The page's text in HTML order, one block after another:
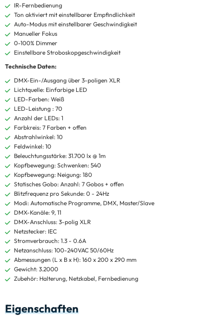
IR-Fernbedienung
Ton aktiviert mit einstellbarer Empfindlichkeit
Auto-Modus mit einstellbarer Geschwindigkeit
Manueller Fokus
0-100% Dimmer
Einstellbare Stroboskopgeschwindigkeit
Technische Daten:
DMX-Ein-/Ausgang über 3-poligen XLR
Lichtquelle: Einfarbige LED
LED-Farben: Weiß
LED-Leistung : 70
Anzahl der LEDs: 1
Farbkreis: 7 Farben + offen
Abstrahlwinkel: 10
Feldwinkel: 10
Beleuchtungsstärke: 31.700 lx @ 1m
Kopfbewegung: Schwenken: 540
Kopfbewegung: Neigung: 180
Statisches Gobo: Anzahl: 7 Gobos + offen
Blitzfrequenz pro Sekunde: 0 - 24Hz
Modi: Automatische Programme, DMX, Master/Slave
DMX-Kanäle: 9, 11
DMX-Anschluss: 3-polig XLR
Netzstecker: IEC
Stromverbrauch: 1.3 - 0.6A
Netzanschluss: 100-240VAC 50/60Hz
Abmessungen (L x B x H): 160 x 200 x 290 mm
Gewicht: 3.2000
Zubehör: Halterung, Netzkabel, Fernbedienung
Eigenschaften